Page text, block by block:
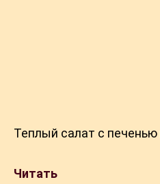
Теплый салат с
Читать